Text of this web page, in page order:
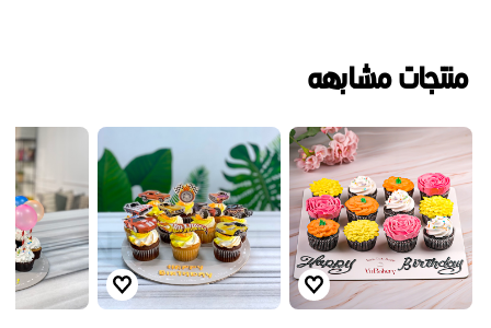
منتجات مشابهه